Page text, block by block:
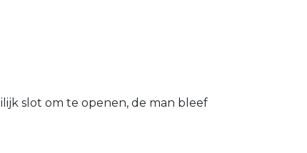
slot om te openen, de man bleef